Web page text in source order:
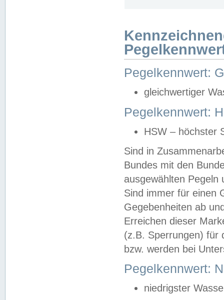
Pegelkennwert:
gleichwertiger
Pegelkennwert:
HSW – höchster
Sind in
Bundes mit den
ausgewählten
Sind immer für einen
Gegebenheiten ab
Erreichen dieser
(z.B. Sperrungen) für
bzw. werden bei
Pegelkennwert:
niedrigster